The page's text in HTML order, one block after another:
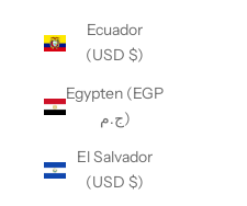
Ecuador
(USD $)
Egypten (EGP
ج.م)
El Salvador
(USD $)